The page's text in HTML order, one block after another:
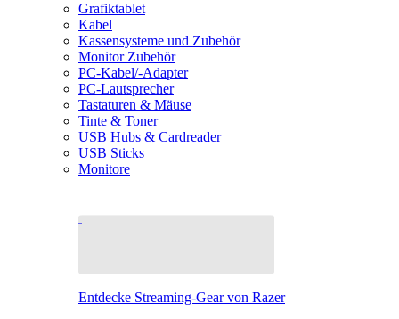
Grafiktablet
Kabel
Kassensysteme und Zubehör
Monitor Zubehör
PC-Kabel/-Adapter
PC-Lautsprecher
Tastaturen & Mäuse
Tinte & Toner
USB Hubs & Cardreader
USB Sticks
Monitore
Entdecke Streaming-Gear von Razer